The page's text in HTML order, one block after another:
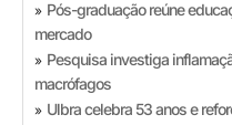
» Pós-graduação reúne
mercado
» Pesquisa investiga
macrófagos
» Ulbra celebra 53 anos e